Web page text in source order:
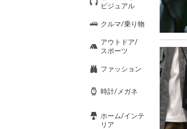
ビジュアル
クルマ/乗り物
アウトドア/
スポーツ
ファッション
時計/メガネ
ホーム/インテ
リア